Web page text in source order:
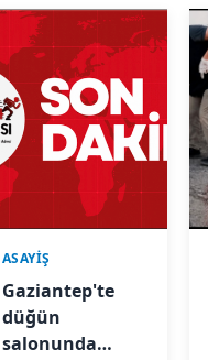
ASAYİŞ
Gaziantep'te
düğün
salonunda